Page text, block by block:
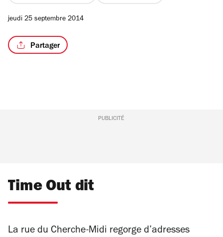
jeudi 25 septembre 2014
Partager
PUBLICITÉ
Time Out dit
La rue du Cherche-Midi regorge d’adresses